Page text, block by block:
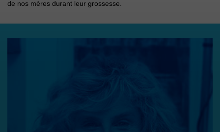
de nos mères durant leur grossesse.